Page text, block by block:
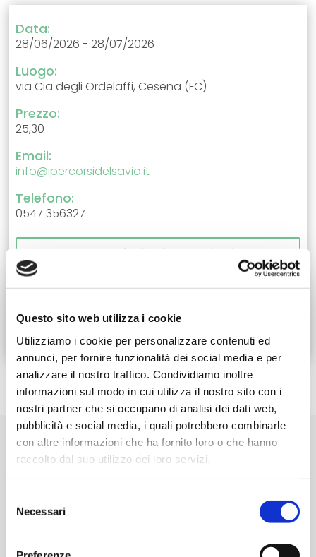
Questo sito web utilizza i cookie
Utilizziamo i cookie per personalizzare contenuti ed
annunci, per fornire funzionalità dei social media e per
analizzare il nostro traffico. Condividiamo inoltre
informazioni sul modo in cui utilizza il nostro sito con i
nostri partner che si occupano di analisi dei dati web,
pubblicità e social media, i quali potrebbero combinarle
con altre informazioni che ha fornito loro o che hanno
raccolto dal suo utilizzo dei loro servizi.
delNecessari
Data:
28/06/2026 - 28/07/2026
Luogo:
via Cia degli Ordelaffi, Cesena (FC)
Prezzo:
25,30
Email:
info@ipercorsidelsavio.it
Telefono:
0547 356327
Maggiori informazioni
ORGANIZZA
IL TUO VIAGGIO
La tua vacanza nella Valle
Vuoi pianificare la tua vacanza nella Valle del